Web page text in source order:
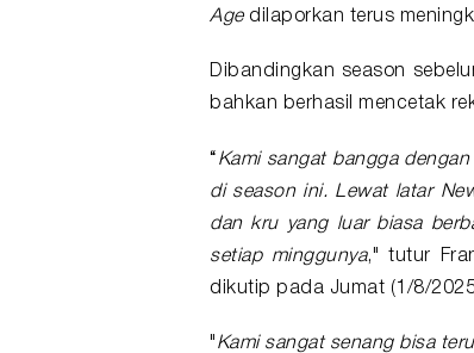
Agedilaporkan terus
Dibandingkan season
bahkan berhasil mencetak
“ Kami sangat bangga
di season ini. Lewat latar
dan kru yang luar biasa
setiap minggunya," tutur
dikutip pada Jumat (1/8/
" Kami sangat senang bisa